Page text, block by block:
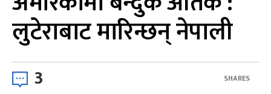
लुटेराबाट मारिन्छन् नेपाली
3 SHARES